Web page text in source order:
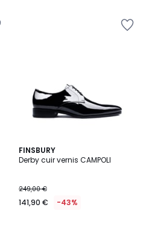
FINSBURY
Derby cuir vernis CAMPOLI
249,00 €
141,90 € -43%